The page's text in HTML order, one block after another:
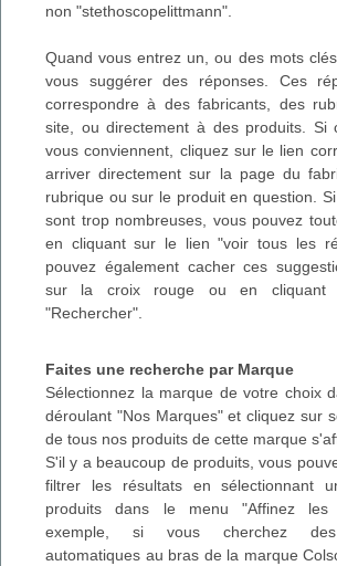
non "stethoscopelittmann".
Quand vous entrez un, ou des mots
vous suggérer des réponses. Ces
correspondre à des fabricants, des
site, ou directement à des produits. Si
vous conviennent, cliquez sur le lien
arriver directement sur la page du
rubrique ou sur le produit en question.
sont trop nombreuses, vous pouvez
en cliquant sur le lien "voir tous les
pouvez également cacher ces
sur la croix rouge ou en cliquant
"Rechercher".
Faites une recherche par Marque
Sélectionnez la marque de votre choix
déroulant "Nos Marques" et cliquez sur
de tous nos produits de cette marque
S'il y a beaucoup de produits, vous
filtrer les résultats en sélectionnant
produits dans le menu "Affinez les
exemple, si vous cherchez des
automatiques au bras de la marque